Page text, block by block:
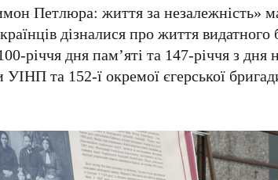
Петлюра: життя за незалежність»
дізналися про життя
річчя дня пам’яті та 147-річчя з
УІНП та 152-ї окремої єгерської